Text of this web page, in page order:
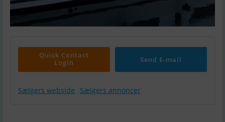
Quick Contact
Login
Send E-mail
Sælgers webside Sælgers annoncer